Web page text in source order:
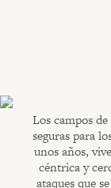
Los campos
seguras para
unos años,
céntrica y
ataques que